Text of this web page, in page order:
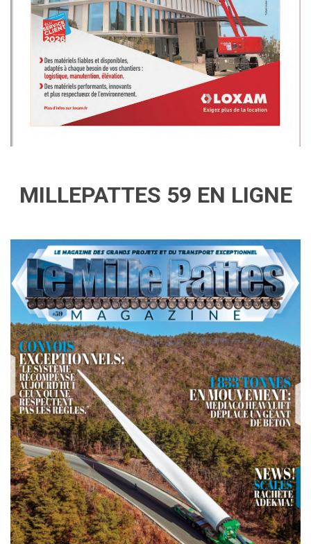
MILLEPATTES 59 EN LIGNE